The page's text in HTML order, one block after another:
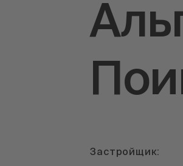
Застройщик: